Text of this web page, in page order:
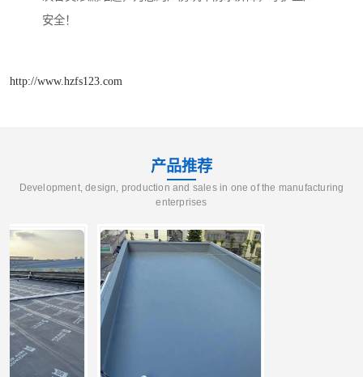
安全！
http://www.hzfs123.com
产品推荐
Development, design, production and sales in one of the manufacturing
enterprises